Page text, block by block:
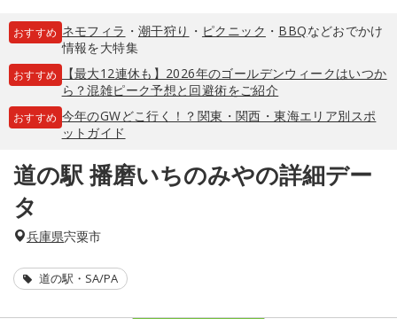
おすすめ ネモフィラ ・ 潮干狩り ・ ピクニック ・ BBQなどおでかけ
情報を大特集
おすすめ
【最大12連休も】2026年のゴールデンウィークはいつか
ら？混雑ピーク予想と回避術をご紹介
おすすめ 今年のGWどこ行く！？関東・関西・東海エリア別スポ
ットガイド
道の駅 播磨いちのみやの詳細デー
タ
兵庫県宍粟市
道の駅・SA/PA